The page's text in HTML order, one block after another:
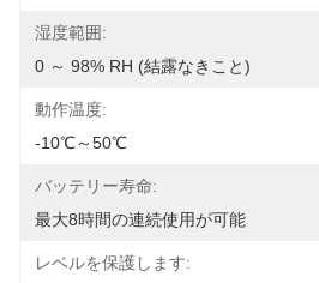
湿度範囲:
0 ～ 98% RH (結露なきこと)
動作温度:
-10℃～50℃
バッテリー寿命:
最大8時間の連続使用が可能
レベルを保護します: